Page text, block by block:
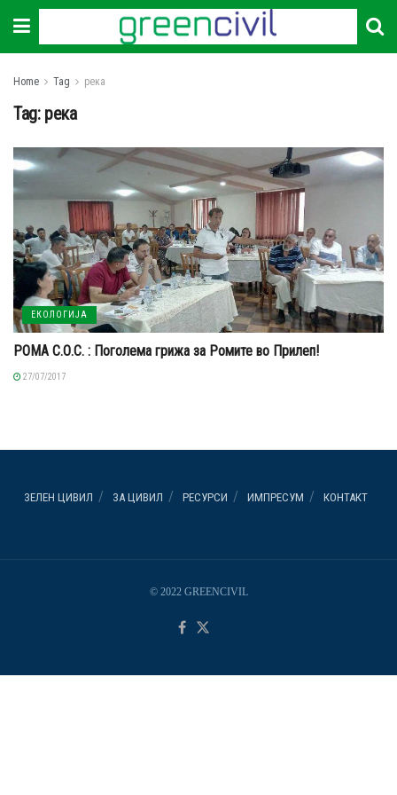
Home Tag река
Tag: река
ЕКОЛОГИЈА
РОМА С.О.С. : Поголема грижа за Ромите во Прилеп!
27/07/2017
ЗЕЛЕН ЦИВИЛ ЗА ЦИВИЛ РЕСУРСИ ИМПРЕСУМ КОНТАКТ
© 2022 GREENCIVIL